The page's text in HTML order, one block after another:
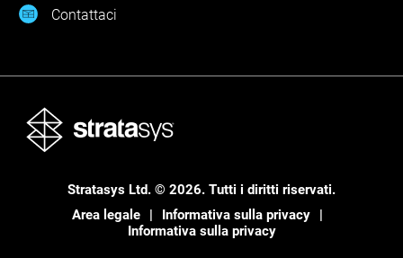
Contattaci
Stratasys Ltd. © 2026. Tutti i diritti riservati.
Area legale
Informativa sulla privacy
Informativa sulla privacy